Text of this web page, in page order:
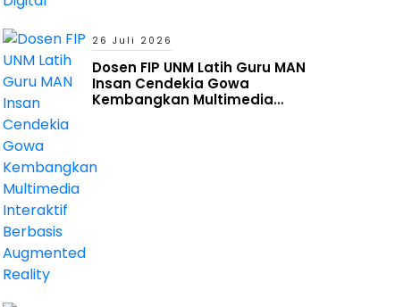
26 Juli 2026
Dosen FIP UNM Latih Guru MAN
Insan Cendekia Gowa
Kembangkan Multimedia